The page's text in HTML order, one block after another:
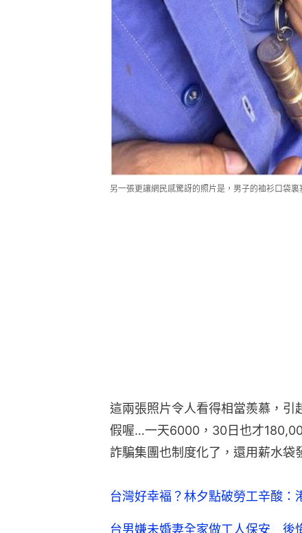
另一張更讓網民感驚訝的照片是，男子的裇衫口袋
這兩張照片令人看得相當羨慕，引
假喔…一天6000，30日也才
詐騙集團也制度化了，還用薪水袋
台灣好幸褔？林夕點破勞工辛酸：
台男嫌未婚妻全家做工人保安 後